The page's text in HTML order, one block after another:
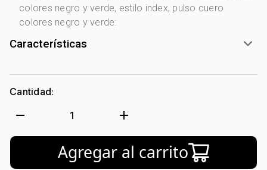
colores negro y verde, estilo index, pulso cuero
colores negro y verde:
Características
Marca: Lacoste
Género:
Forma de caja:
Movimiento:
Automático
Color del Bisel: Negro + Azul
Color del tablero: Dorado + Azul
Color del Pulso:
Azul
Cantidad:
remove 1 add
Agregar al carrito